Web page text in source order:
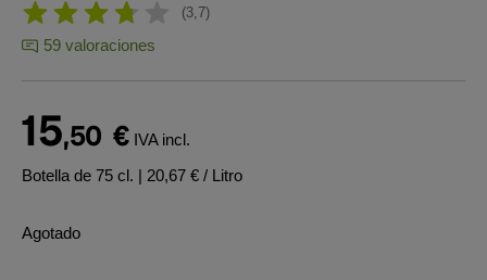
3,7
59 valoraciones
15,50 € IVA incl.
Botella de 75 cl. | 20,67 € / Litro
Agotado